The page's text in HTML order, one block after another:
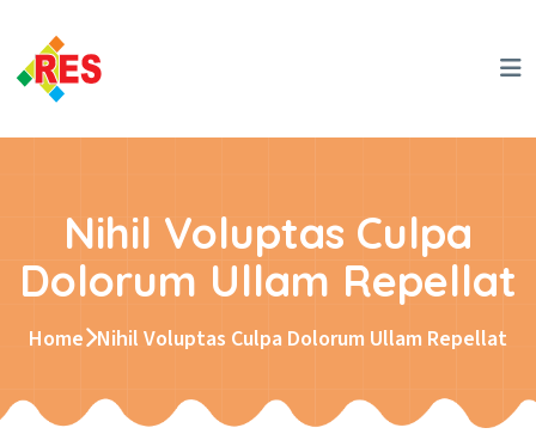
Nihil Voluptas Culpa
Dolorum Ullam Repellat
Home Nihil Voluptas Culpa Dolorum Ullam Repellat